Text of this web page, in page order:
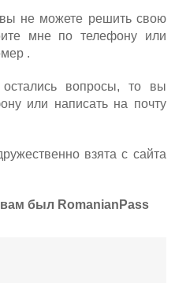
не можете решить свою
мне по телефону или
.
вопросы, то вы
или написать на почту
взята с сайта
был RomanianPass